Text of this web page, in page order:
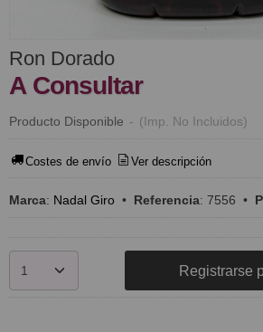
Ron Dorado
A Consultar
Producto Disponible - (Imp. No Incluidos)
Costes de envío Ver descripción
Marca: Nadal Giro • Referencia: 7556 •
Registrarse